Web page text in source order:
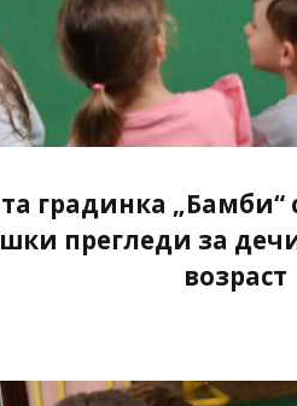
градинка „Бамби“
прегледи за
возраст